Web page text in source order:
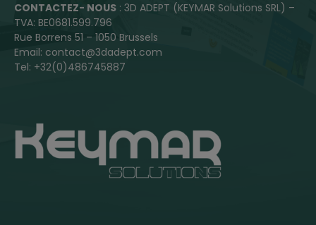
CONTACTEZ- NOUS : 3D ADEPT (KEYMAR Solutions SRL) –
TVA: BE0681.599.796
Rue Borrens 51 – 1050 Brussels
Email: contact@3dadept.com
Tel: +32(0)486745887